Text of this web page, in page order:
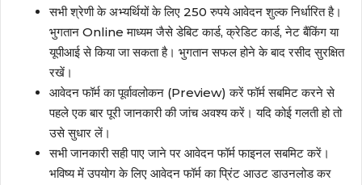
सभी श्रेणी के अभ्यर्थियों के लिए 250 रुपये आवेदन शुल्क निर्धारित है।
भुगतान Online माध्यम जैसे डेबिट कार्ड, क्रेडिट कार्ड, नेट बैंकिंग या
यूपीआई से किया जा सकता है। भुगतान सफल होने के बाद रसीद सुरक्षित
रखें।
आवेदन फॉर्म का पूर्वावलोकन (Preview) करें फॉर्म सबमिट करने से
पहले एक बार पूरी जानकारी की जांच अवश्य करें। यदि कोई गलती हो तो
उसे सुधार लें।
सभी जानकारी सही पाए जाने पर आवेदन फॉर्म फाइनल सबमिट करें।
भविष्य में उपयोग के लिए आवेदन फॉर्म का प्रिंट आउट डाउनलोड कर